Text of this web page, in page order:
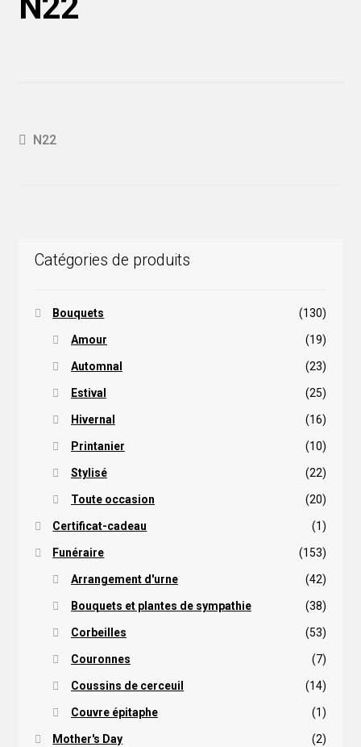
Navigation
Article
N22
Catégories de produits
Bouquets (130)
Amour (19)
Automnal (23)
Estival (25)
Hivernal (16)
Printanier (10)
Stylisé (22)
Toute occasion (20)
Certificat-cadeau (1)
Funéraire (153)
Arrangement d'urne (42)
Bouquets et plantes de sympathie (38)
Corbeilles (53)
Couronnes (7)
Coussins de cerceuil (14)
Couvre épitaphe (1)
Mother's Day (2)